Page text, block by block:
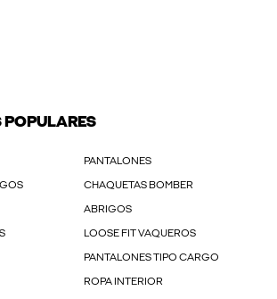
PANTALONES
CHAQUETAS BOMBER
ABRIGOS
LOOSE FIT VAQUEROS
PANTALONES TIPO CARGO
ROPA INTERIOR